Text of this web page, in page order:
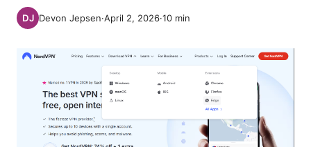
Devon Jepsen·April 2, 2026·10 min